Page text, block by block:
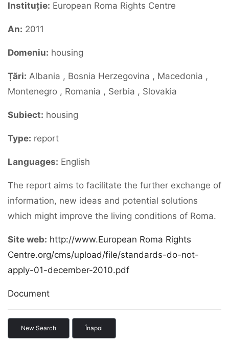
Instituție: European Roma Rights Centre
An: 2011
Domeniu: housing
Țări: Albania , Bosnia Herzegovina , Macedonia ,
Montenegro , Romania , Serbia , Slovakia
Subiect: housing
Type: report
Languages: English
The report aims to facilitate the further exchange of
information, new ideas and potential solutions
which might improve the living conditions of Roma.
Site web: http://www.European Roma Rights
Centre.org/cms/upload/file/standards-do-not-
apply-01-december-2010.pdf
Document
New Search Înapoi